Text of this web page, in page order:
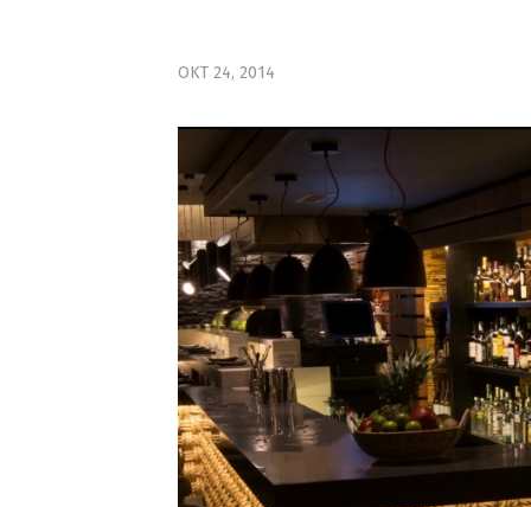
ΟΚΤ 24, 2014